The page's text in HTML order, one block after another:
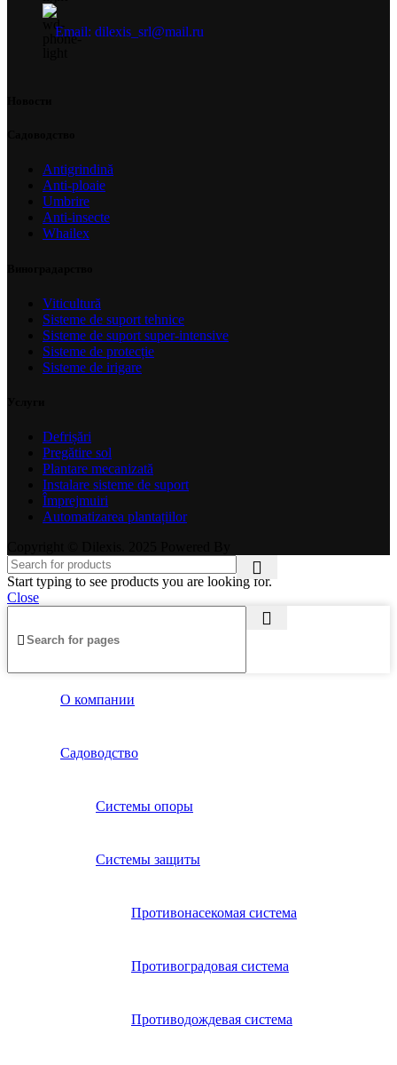
Email: dilexis_srl@mail.ru
Antigrindină
Anti-ploaie
Umbrire
Anti-insecte
Whailex
Viticultură
Sisteme de suport tehnice
Sisteme de suport super-intensive
Sisteme de protecție
Sisteme de irigare
Defrișări
Pregătire sol
Plantare mecanizată
Instalare sisteme de suport
Împrejmuiri
Automatizarea plantațiilor
Start typing to see products you are looking for.
Close
О компании
Садоводство
Системы опоры
Системы защиты
Противонасекомая система
Противоградовая система
Противодождевая система